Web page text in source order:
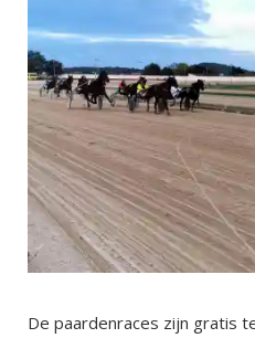
De paardenraces zijn gratis